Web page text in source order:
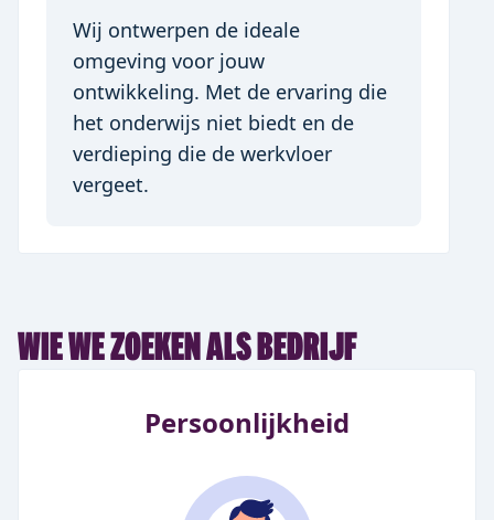
Wij ontwerpen de ideale
omgeving voor jouw
ontwikkeling. Met de ervaring die
het onderwijs niet biedt en de
verdieping die de werkvloer
vergeet.
WIE WE ZOEKEN ALS BEDRIJF
Persoonlijkheid